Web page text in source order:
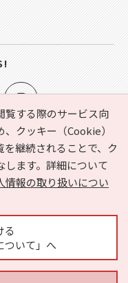
覧する際のサービス向
クッキー（Cookie）
継続されることで、ク
します。詳細について
情報の取り扱いについ
る
ついて」へ
に入り
ヘルプ
て
運営会社
お問い合わせ